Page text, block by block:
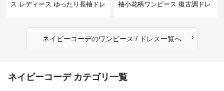
ス レディース ゆったり長袖ドレ
袖小花柄ワンピース 復古調ドレ
ネイビーコーデのワンピース / ドレス一覧へ ›
ネイビーコーデ カテゴリ一覧